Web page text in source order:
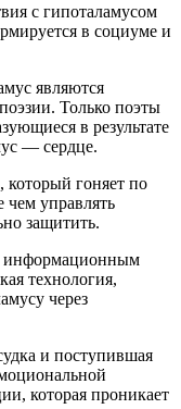
с гипоталамусом
в социуме и
являются
Только поэты
в результате
— сердце.
который гоняет по
управлять
защитить.
информационным
технология,
через
и поступившая
которая проникает